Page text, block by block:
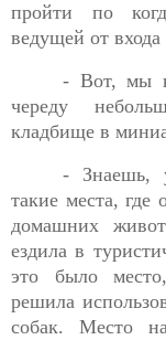
пройти по
ведущей от входа
- Вот, мы
череду
кладбище в
- Знаешь,
такие места, где
домашних
ездила в
это было
решила
собак. Место